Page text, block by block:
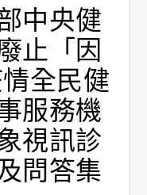
中央健
止「因
全民健
服務機
視訊診
問答集